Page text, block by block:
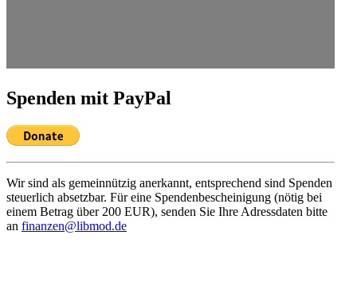
Spenden mit PayPal
Wir sind als gemein­nützig anerkannt, entspre­chend sind Spenden
steuerlich absetzbar. Für eine Spenden­be­schei­nigung (nötig bei
einem Betrag über 200 EUR), senden Sie Ihre Adress­daten bitte
an finanzen@libmod.de